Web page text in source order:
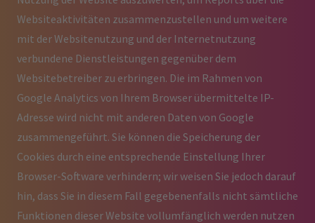
Websiteaktivitäten zusammenzustellen und um weitere
mit der Websitenutzung und der Internetnutzung
verbundene Dienstleistungen gegenüber dem
Websitebetreiber zu erbringen. Die im Rahmen von
Google Analytics von Ihrem Browser übermittelte IP-
Adresse wird nicht mit anderen Daten von Google
zusammengeführt. Sie können die Speicherung der
Cookies durch eine entsprechende Einstellung Ihrer
Browser-Software verhindern; wir weisen Sie jedoch darauf
hin, dass Sie in diesem Fall gegebenenfalls nicht sämtliche
Funktionen dieser Website vollumfänglich werden nutzen